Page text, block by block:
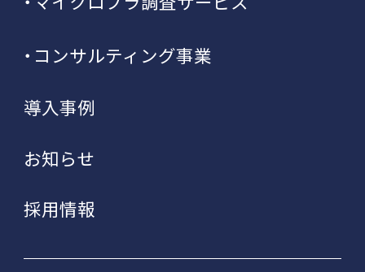
コンサルティング事業
導入事例
お知らせ
採用情報